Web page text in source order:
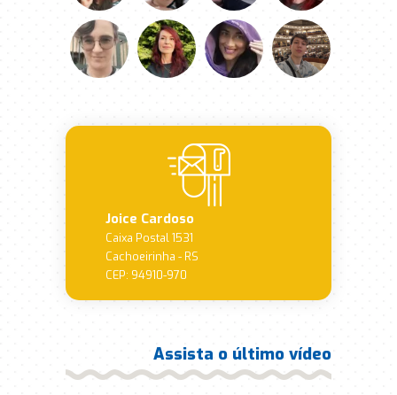
Joice Cardoso
Caixa Postal 1531
Cachoeirinha - RS
CEP: 94910-970
Assista o último vídeo